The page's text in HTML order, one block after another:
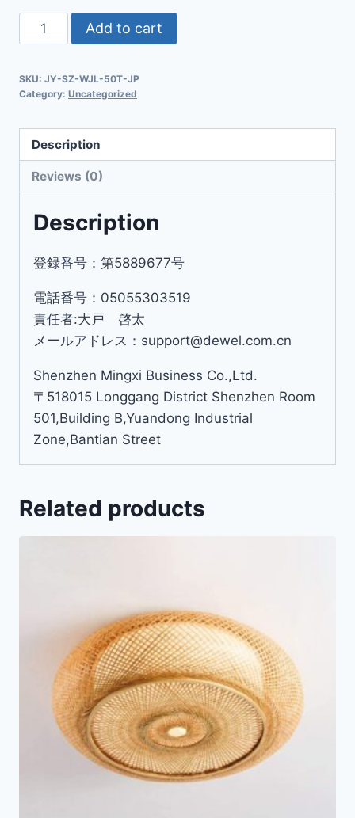
Add to cart
SKU: JY-SZ-WJL-50T-JP
Category: Uncategorized
Description
Reviews (0)
Description
登録番号：第5889677号
電話番号：05055303519
責任者:大戸 啓太
メールアドレス：support@dewel.com.cn
Shenzhen Mingxi Business Co.,Ltd.
〒518015 Longgang District Shenzhen Room
501,Building B,Yuandong Industrial
Zone,Bantian Street
Related products